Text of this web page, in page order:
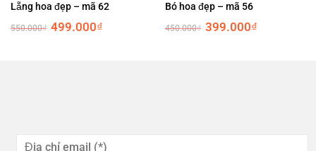
Lẵng hoa đẹp – mã 62
550.000₫ Original
price
499.000₫
Bó hoa đẹp – mã 56
450.000₫ Original
price
399.000₫